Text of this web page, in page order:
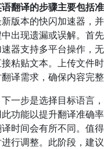
翻译的步骤主要包括
版本的快闪加速器，
出现遗漏或误解。首
器支持多平台操作，
粘贴文本。上传文件
译需求，确保内容完整
一步是选择目标语言
功能以提升翻译准确
时间会有所不同。值
行调整。此阶段，建